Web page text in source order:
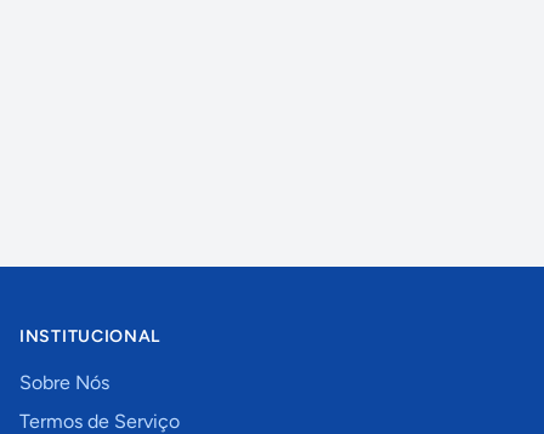
INSTITUCIONAL
Sobre Nós
Termos de Serviço